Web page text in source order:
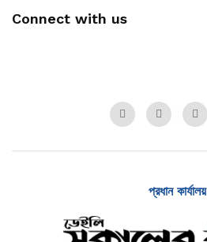
Connect with us
প্রধান কার্যালয়